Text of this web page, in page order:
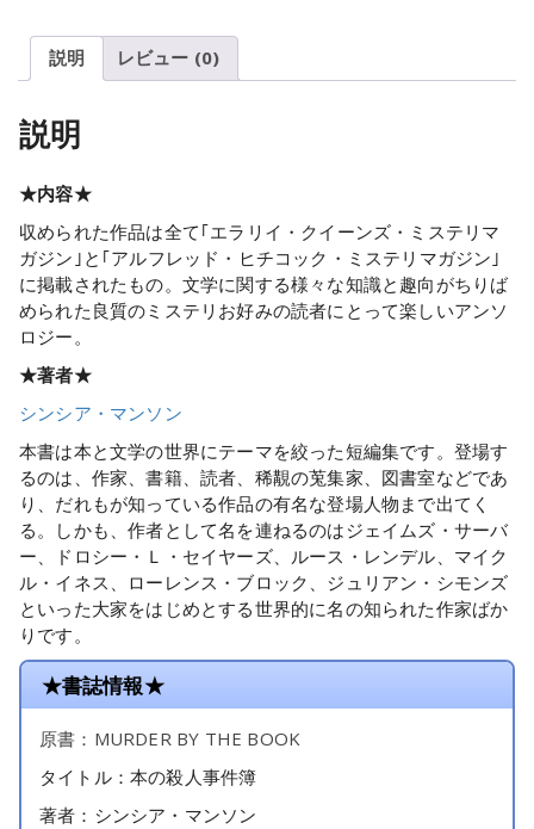
説明 レビュー (0)
説明
★内容★
収められた作品は全て｢エラリイ・クイーンズ・ミステリマ
ガジン｣と｢アルフレッド・ヒチコック・ミステリマガジン｣
に掲載されたもの。文学に関する様々な知識と趣向がちりば
められた良質のミステリお好みの読者にとって楽しいアンソ
ロジー。
★著者★
シンシア・マンソン
本書は本と文学の世界にテーマを絞った短編集です。登場す
るのは、作家、書籍、読者、稀覯の莵集家、図書室などであ
り、だれもが知っている作品の有名な登場人物まで出てく
る。しかも、作者として名を連ねるのはジェイムズ・サーバ
ー、ドロシー・Ｌ・セイヤーズ、ルース・レンデル、マイク
ル・イネス、ローレンス・ブロック、ジュリアン・シモンズ
といった大家をはじめとする世界的に名の知られた作家ばか
りです。
★書誌情報★
原書：MURDER BY THE BOOK
タイトル：本の殺人事件簿
著者：シンシア・マンソン